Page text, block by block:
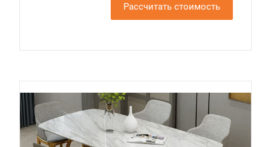
Рассчитать стоимость